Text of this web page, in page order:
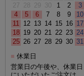
27 28 29 30 1 2
3
4
5 6 7 8 9
10
11 12 13 14 15 16 17
18 19 20 21 22 23 24
25 26 27 28 29 30 31
■ 休業日
営業日の午後や、休業日